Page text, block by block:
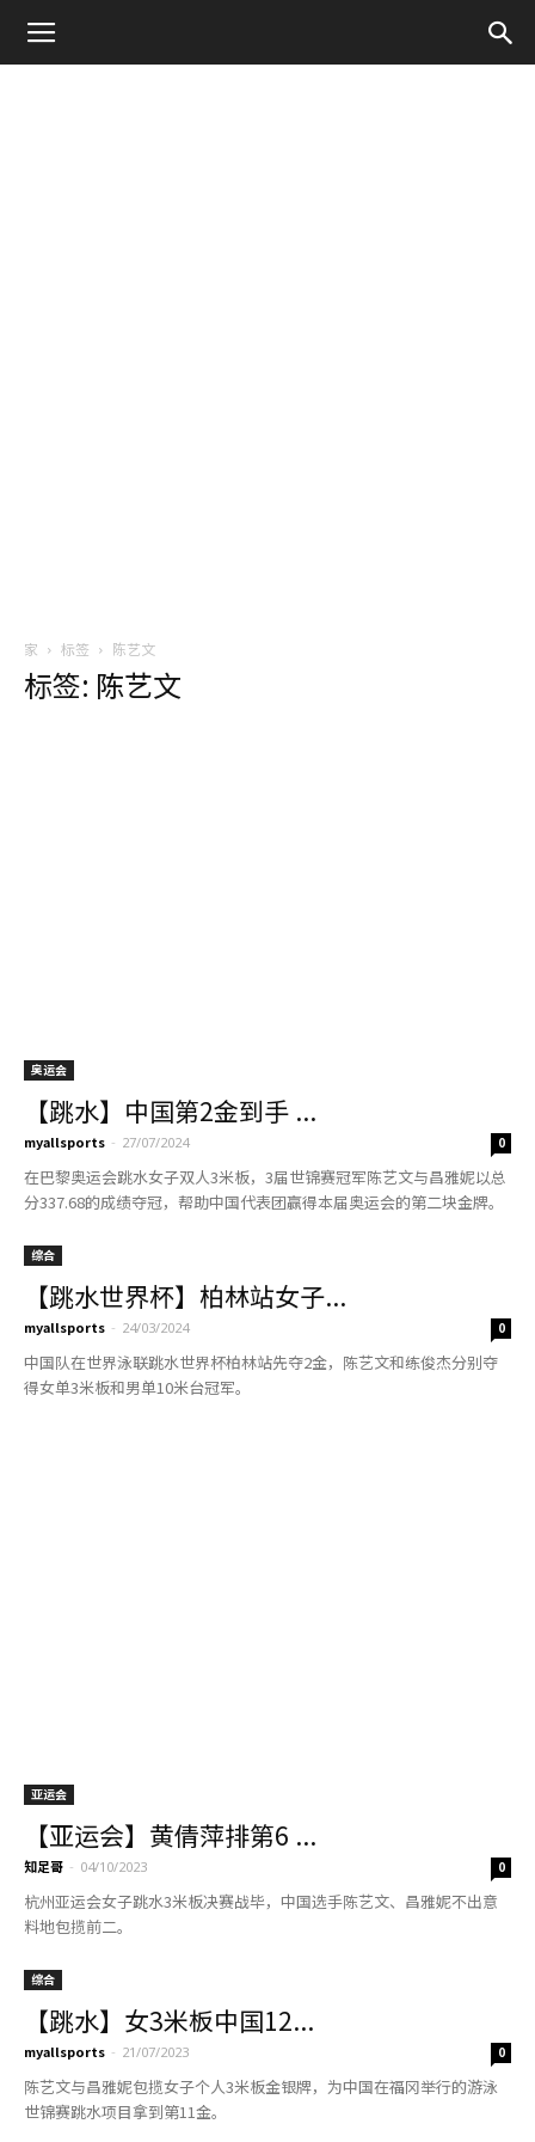
家 标签 陈艺文
标签: 陈艺文
奥运会
【跳水】中国第2金到手 ...
myallsports - 27/07/2024 0
在巴黎奥运会跳水女子双人3米板，3届世锦赛冠军陈艺文与昌雅妮以总
分337.68的成绩夺冠，帮助中国代表团赢得本届奥运会的第二块金牌。
综合
【跳水世界杯】柏林站女子...
myallsports - 24/03/2024 0
中国队在世界泳联跳水世界杯柏林站先夺2金，陈艺文和练俊杰分别夺
得女单3米板和男单10米台冠军。
亚运会
【亚运会】黄倩萍排第6 ...
知足哥 - 04/10/2023 0
杭州亚运会女子跳水3米板决赛战毕，中国选手陈艺文、昌雅妮不出意
料地包揽前二。
综合
【跳水】女3米板中国12...
myallsports - 21/07/2023 0
陈艺文与昌雅妮包揽女子个人3米板金银牌，为中国在福冈举行的游泳
世锦赛跳水项目拿到第11金。